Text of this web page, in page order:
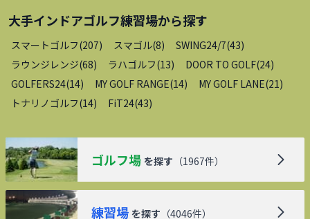
大手インドアゴルフ練習場から探す
スマートゴルフ(207) スマゴル(8) SWING24/7(43)
ラウンジレンジ(68) ラハゴルフ(13) DOOR TO GOLF(24)
GOLFERS24(14) MY GOLF RANGE(14) MY GOLF LANE(21)
トナリノゴルフ(14) FiT24(43)
ゴルフ場 を探す （1967件）
練習場 を探す （4046件）